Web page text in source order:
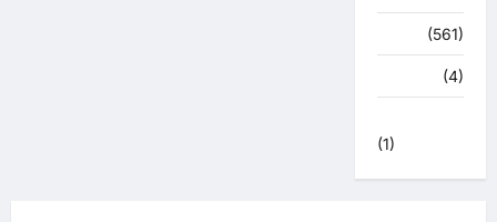
(561)
(4)
(1)